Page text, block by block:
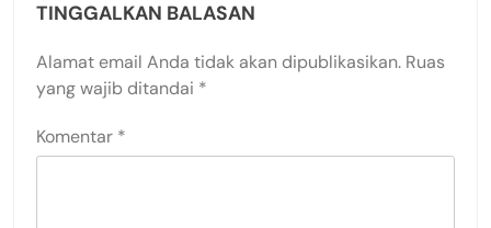
TINGGALKAN BALASAN
Alamat email Anda tidak akan dipublikasikan. Ruas
yang wajib ditandai *
Komentar *